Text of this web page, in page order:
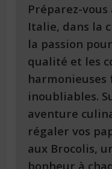
Préparez-
Italie, dans la
la passion
qualité et les
inoubliables.
aventure
régaler vos
aux Brocolis,
bonheur à